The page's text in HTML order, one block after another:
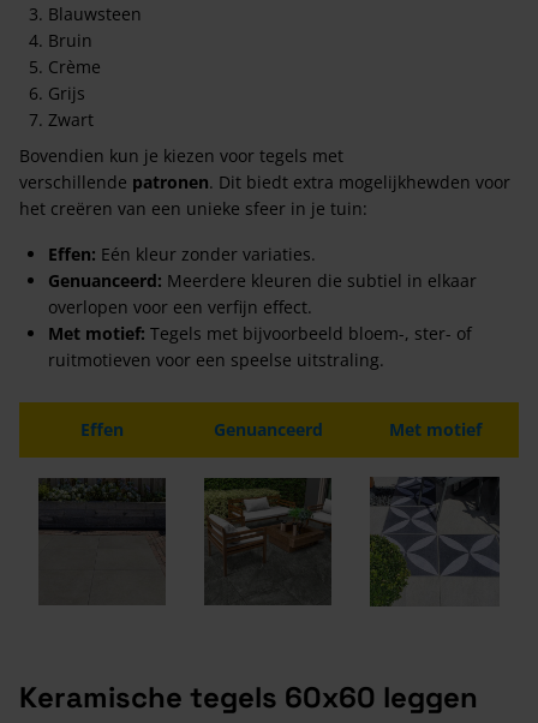
Blauwsteen
Bruin
Crème
Grijs
Zwart
Bovendien kun je kiezen voor tegels met
verschillende patronen. Dit biedt extra mogelijkhewden voor
het creëren van een unieke sfeer in je tuin:
Effen: Eén kleur zonder variaties.
Genuanceerd: Meerdere kleuren die subtiel in elkaar
overlopen voor een verfijn effect.
Met motief: Tegels met bijvoorbeeld bloem-, ster- of
ruitmotieven voor een speelse uitstraling.
Effen Genuanceerd Met motief
Keramische tegels 60x60 leggen